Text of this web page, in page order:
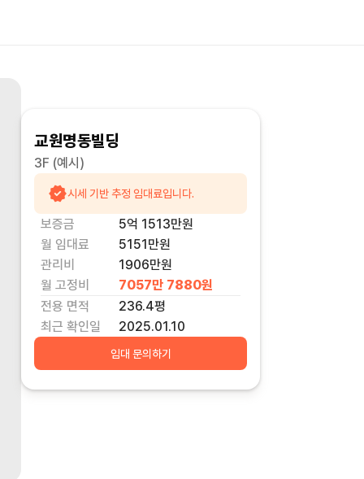
교원명동빌딩
3F (예시)
시세 기반 추정 임대료입니다.
보증금 5억 1513만원
월 임대료
5151만원
관리비
1906만원
월 고정비
7057만 7880원
전용 면적
236.4평
최근 확인일
2025.01.10
임대 문의하기